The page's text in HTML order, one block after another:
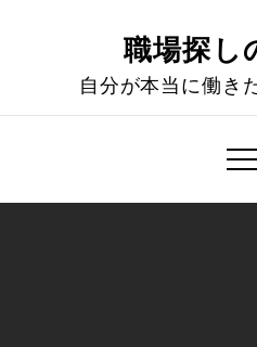
職場探し
自分が本当に働き